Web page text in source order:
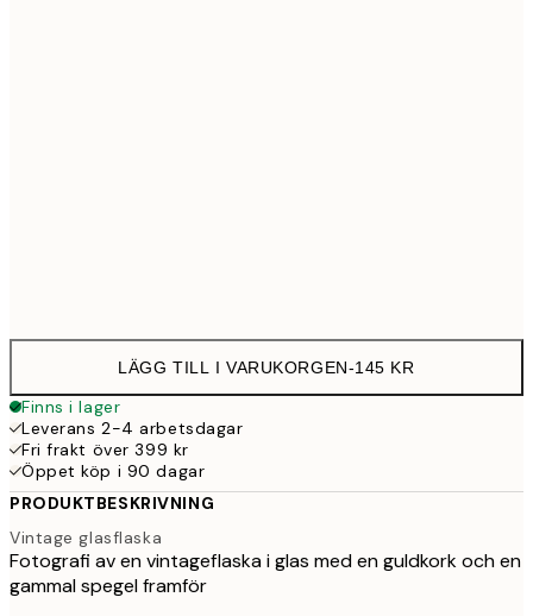
LÄGG TILL I VARUKORGEN-145 KR
Finns i lager
Leverans 2-4 arbetsdagar
Fri frakt över 399 kr
Öppet köp i 90 dagar
PRODUKTBESKRIVNING
Vintage glasflaska
Fotografi av en vintageflaska i glas med en guldkork och en
gammal spegel framför